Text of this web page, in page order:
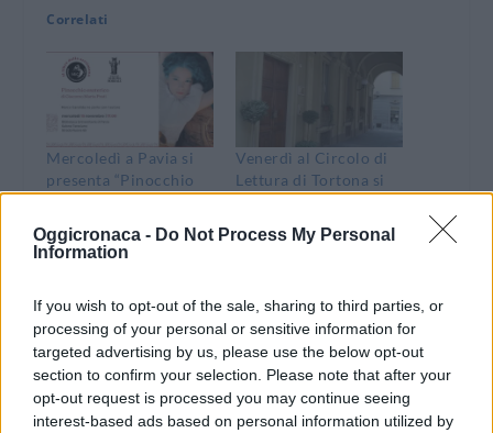
Oggicronaca - Do Not Process My Personal
Information
If you wish to opt-out of the sale, sharing to third parties, or
processing of your personal or sensitive information for
targeted advertising by us, please use the below opt-out
section to confirm your selection. Please note that after your
opt-out request is processed you may continue seeing
interest-based ads based on personal information utilized by
Correlati
Mercoledì a Pavia si
presenta “Pinocchio
tortonese Giacomo
Prati con Marco
12 Novembre 2023
In "Dove Andare"
Venerdì al Circolo di
Lettura di Tortona si
Pavia col nuovo
direttore, il tortonese
21 Novembre 2019
In "Tortona"